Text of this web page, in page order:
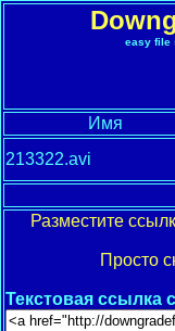
easy file
Имя
213322.avi
Разместите
Просто
Текстовая ссылка